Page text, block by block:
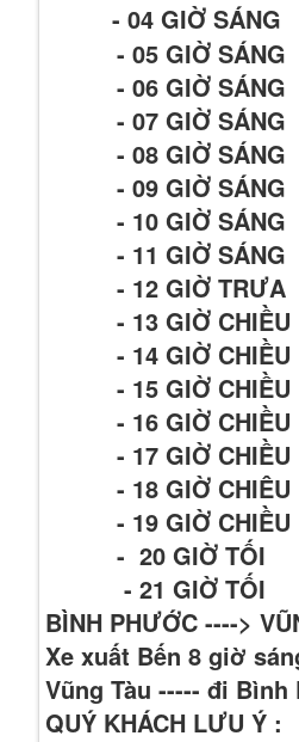
- 04 GIỜ SÁNG
- 05 GIỜ SÁNG
- 06 GIỜ SÁNG
- 07 GIỜ SÁNG
- 08 GIỜ SÁNG
- 09 GIỜ SÁNG
- 10 GIỜ SÁNG
- 11 GIỜ SÁNG
- 12 GIỜ TRƯA
- 13 GIỜ CHIỀU
- 14 GIỜ CHIỀU
- 15 GIỜ CHIỀU
- 16 GIỜ CHIỀU
- 17 GIỜ CHIỀU
- 18 GIỜ CHIÊU
- 19 GIỜ CHIỀU
- 20 GIỜ TỐI
- 21 GIỜ TỐI
BÌNH PHƯỚC ---->
Xe xuất Bến 8 giờ
Vũng Tàu ----- đi
QUÝ KHÁCH LƯU Ý :